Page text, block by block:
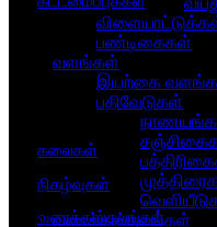
பண்டிகைகள்
வளங்கள்
இயற்கை
பதிவேடுகள்
வணக்கஸ்தலங்கள்
கலைகள்
நிகழ்வுகள்
வணக்கஸ்தலங்கள்